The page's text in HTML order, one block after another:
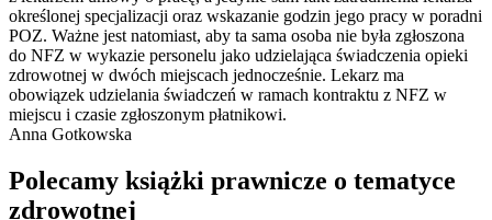
określonej specjalizacji oraz wskazanie godzin jego pracy w poradni
POZ. Ważne jest natomiast, aby ta sama osoba nie była zgłoszona
do NFZ w wykazie personelu jako udzielająca świadczenia opieki
zdrowotnej w dwóch miejscach jednocześnie. Lekarz ma
obowiązek udzielania świadczeń w ramach kontraktu z NFZ w
miejscu i czasie zgłoszonym płatnikowi.
Anna Gotkowska
Polecamy książki prawnicze o tematyce
zdrowotnej